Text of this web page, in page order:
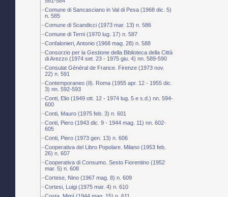
Comune di Sancasciano in Val di Pesa (1968 dic. 5)
n. 585
Comune di Scandicci (1973 mar. 13) n. 586
Comune di Terni (1970 lug. 17) n. 587
Confalonieri, Antonio (1968 mag. 28) n. 588
Consorzio per la Gestione della Biblioteca della Città
di Arezzo (1974 set. 23 - 1975 giu. 4) nn. 589-590
Consulat Général de France. Firenze (1973 nov.
22) n. 591
Contemporaneo (Il). Roma (1955 apr. 12 - 1955 dic.
3) nn. 592-593
Conti, Elio (1949 ott. 12 - 1974 lug. 5 e s.d.) nn. 594-
600
Conti, Mauro (1975 feb. 3) n. 601
Conti, Piero (1943 dic. 9 - 1944 mag. 11) nn. 602-
605
Conti, Piero (1973 gen. 13) n. 606
Cooperativa del Libro Popolare. Milano (1953 feb.
26) n. 607
Cooperativa di Consumo. Sesto Fiorentino (1952
mar. 5) n. 608
Cortese, Nino (1967 mag. 8) n. 609
Cortesi, Luigi (1975 mar. 4) n. 610